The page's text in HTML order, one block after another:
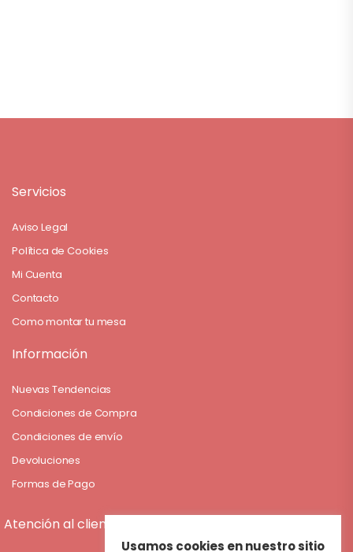
Servicios
Aviso Legal
Política de Cookies
Mi Cuenta
Contacto
Como montar tu mesa
Información
Nuevas Tendencias
Condiciones de Compra
Condiciones de envío
Devoluciones
Formas de Pago
Atención al cliente
Usamos cookies en nuestro sitio